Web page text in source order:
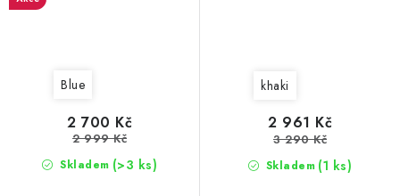
Blue
Skladem (>3 ks)
2 700 Kč
2 999 Kč
khaki
Skladem (1 ks)
2 961 Kč
3 290 Kč